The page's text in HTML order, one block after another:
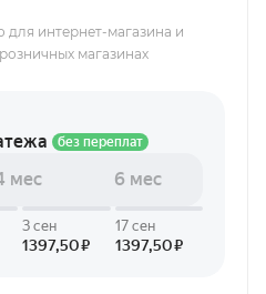
для интернет-магазина и
магазинах